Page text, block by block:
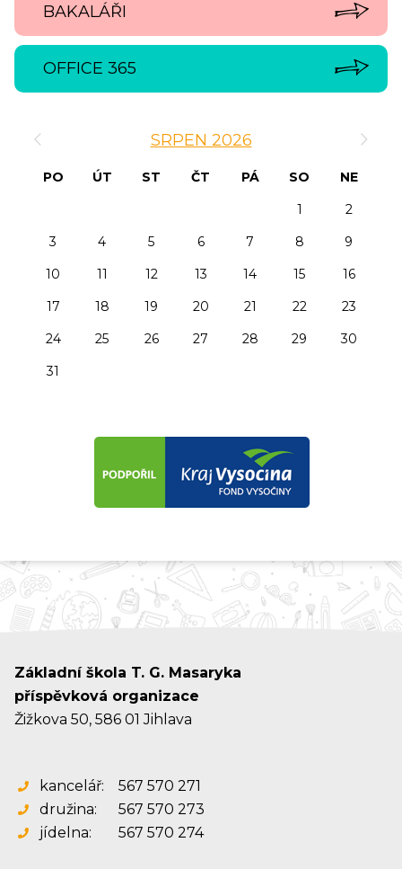
BAKALÁŘI
OFFICE 365
SRPEN 2026
PO ÚT ST ČT PÁ SO
NE
1
2
3
4 5 6 7 8
9
10
11 12 13 14 15
16
17
18 19 20 21 22
23
24
25 26 27 28 29
30
31
Základní škola T. G. Masaryka
příspěvková organizace
Žižkova 50, 586 01 Jihlava
kancelář:
567 570 271
družina:
567 570 273
jídelna:
567 570 274